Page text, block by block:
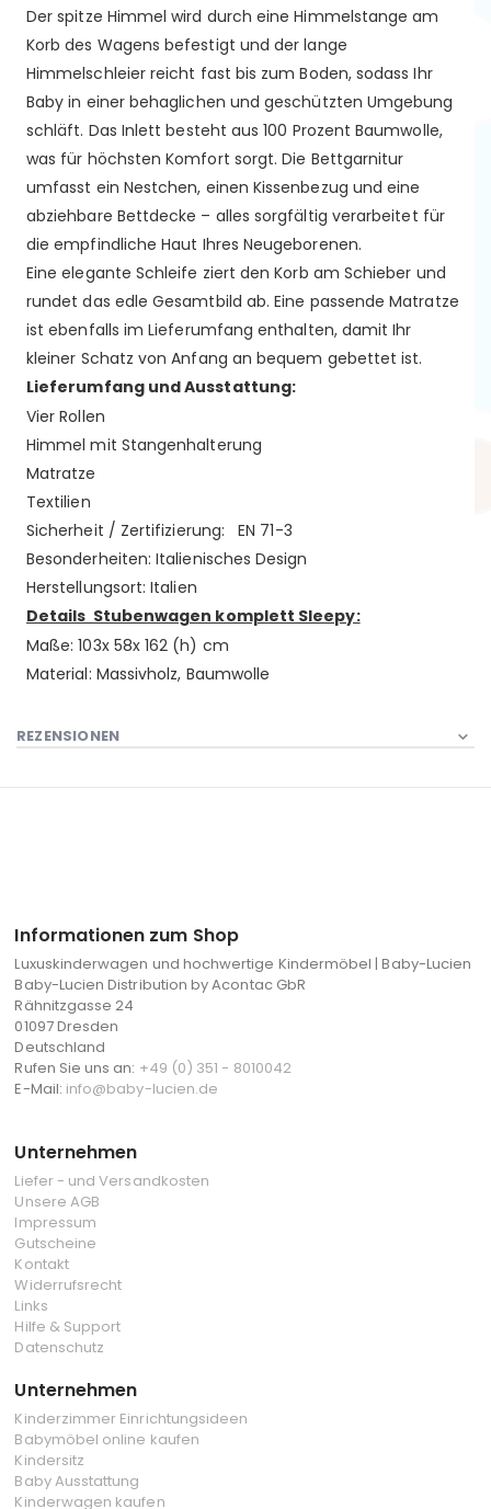
Der spitze Himmel wird durch eine Himmelstange am
Korb des Wagens befestigt und der lange
Himmelschleier reicht fast bis zum Boden, sodass Ihr
Baby in einer behaglichen und geschützten Umgebung
schläft. Das Inlett besteht aus 100 Prozent Baumwolle,
was für höchsten Komfort sorgt. Die Bettgarnitur
umfasst ein Nestchen, einen Kissenbezug und eine
abziehbare Bettdecke – alles sorgfältig verarbeitet für
die empfindliche Haut Ihres Neugeborenen.
Eine elegante Schleife ziert den Korb am Schieber und
rundet das edle Gesamtbild ab. Eine passende Matratze
ist ebenfalls im Lieferumfang enthalten, damit Ihr
kleiner Schatz von Anfang an bequem gebettet ist.
Lieferumfang und Ausstattung:
Vier Rollen
Himmel mit Stangenhalterung
Matratze
Textilien
Sicherheit / Zertifizierung: EN 71-3
Besonderheiten: Italienisches Design
Herstellungsort: Italien
Details Stubenwagen komplett Sleepy:
Maße: 103x 58x 162 (h) cm
Material: Massivholz, Baumwolle
REZENSIONEN
Informationen zum Shop
Luxuskinderwagen und hochwertige Kindermöbel | Baby-Lucien
Baby-Lucien Distribution by Acontac GbR
Rähnitzgasse 24
01097 Dresden
Deutschland
Rufen Sie uns an: +49 (0) 351 - 8010042
E-Mail: info@baby-lucien.de
Unternehmen
Liefer - und Versandkosten
Unsere AGB
Impressum
Gutscheine
Kontakt
Widerrufsrecht
Links
Hilfe & Support
Datenschutz
Unternehmen
Kinderzimmer Einrichtungsideen
Babymöbel online kaufen
Kindersitz
Baby Ausstattung
Kinderwagen kaufen